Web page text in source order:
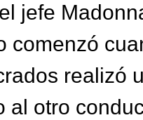
jefe
comenzó
realizó
al otro